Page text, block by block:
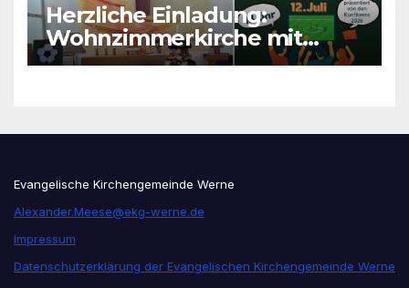
Herzliche Einladung:
Wohnzimmerkirche mit
unseren Konfis
Evangelische Kirchengemeinde Werne
Alexander.Meese@ekg-werne.de
Impressum
Datenschutzerklärung der Evangelischen Kirchengemeinde Werne